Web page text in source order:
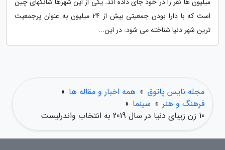
است که با دارا بودن جمعیتی بیش از 24 میلیون به عنوان پرجمعیت
ترین شهر دنیا شناخته می شود. در این...
مجله نایس پاتوق » همه اخبار و مقاله ها »
فرهنگ و هنر » سینما »
10 زن زیبای دنیا در سال 2019 به انتخاب واندرلیست